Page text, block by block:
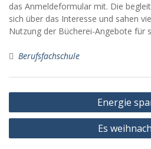
das Anmeldeformular mit. Die
sich über das Interesse und sahen
Nutzung der Bücherei-Angebote für
Berufsfachschule
Beitragsnavigation
Energie
Es